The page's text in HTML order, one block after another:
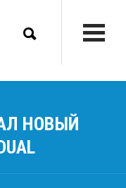
НОВЫЙ